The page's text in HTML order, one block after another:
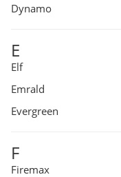
Dynamo
E
Elf
Emrald
Evergreen
F
Firemax